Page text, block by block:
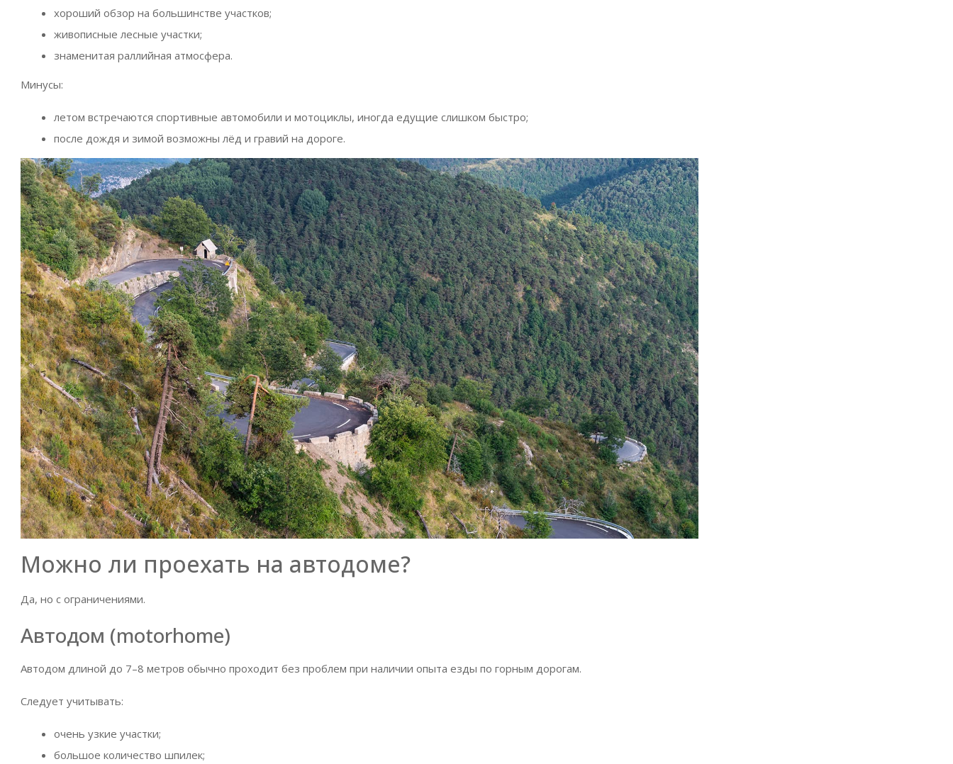
хороший обзор на большинстве участков;
живописные лесные участки;
знаменитая раллийная атмосфера.
Минусы:
летом встречаются спортивные автомобили и мотоциклы, иногда едущие слишком быстро;
после дождя и зимой возможны лёд и гравий на дороге.
Можно ли проехать на автодоме?
Да, но с ограничениями.
Автодом (motorhome)
Автодом длиной до 7–8 метров обычно проходит без проблем при наличии опыта езды по горным дорогам.
Следует учитывать:
очень узкие участки;
большое количество шпилек;